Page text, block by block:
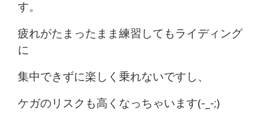
す。
疲れがたまったまま練習してもライディング
に
集中できずに楽しく乗れないですし、
ケガのリスクも高くなっちゃいます(-_-;)